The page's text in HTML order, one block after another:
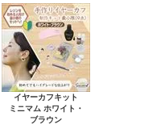
イヤーカフキット
ミニマム ホワイト・
ブラウン